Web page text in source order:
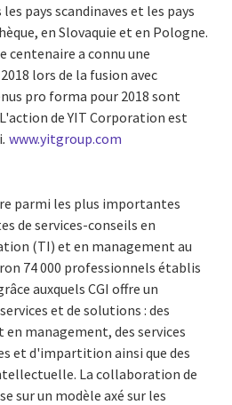
pays scandinaves et les pays
en Slovaquie et en Pologne.
centenaire a connu une
lors de la fusion avec
pro forma pour 2018 sont
de YIT Corporation est
. www.yitgroup.com
parmi les plus importantes
de services-conseils en
(TI) et en management au
74 000 professionnels établis
auxquels CGI offre un
et de solutions : des
management, des services
et d'impartition ainsi que des
La collaboration de
sur un modèle axé sur les